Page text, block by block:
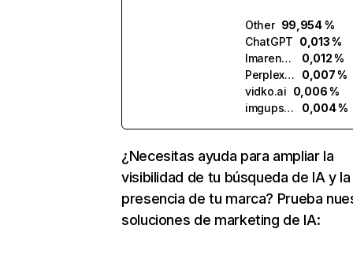
Other 99,954 %
ChatGPT 0,013 %
lmarena.ai
0,012 %
Perplexity
0,007 %
vidko.ai 0,006 %
imgupscaler.ai
0,004 %
¿Necesitas ayuda para ampliar la
visibilidad de tu búsqueda de IA y la
presencia de tu marca? Prueba
soluciones de marketing de IA: